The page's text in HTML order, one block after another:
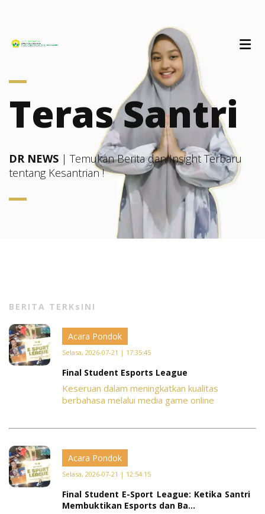
Teras Santri
DR NEWS | Temukan Berita dan Insight Terbaru
tentang Kesantrian !
BERITA TERKsINI
Acara Pondok
Selasa, 2026-07-21 | 17:35:45
Final Student Esports League
Keseruan dalam meningkatkan kualitas
berbahasa melalui media game online
Acara Pondok
Selasa, 2026-07-21 | 12:54:15
Final Student E-Sport League: Ketika Santri
Membuktikan Esports dan Ba...